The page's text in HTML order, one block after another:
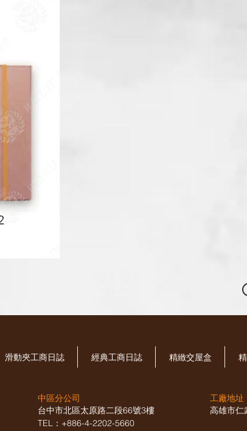
滑動夾工商日誌 經典工商日誌 精緻交屋盒
中區分公司
台中市北區太原路二段66號3樓
TEL：+886-4-2202-5660
工廠地址
高雄市仁